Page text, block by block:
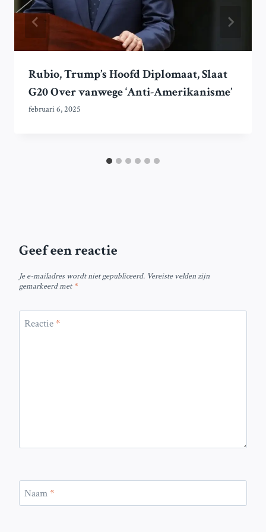
Rubio, Trump’s Hoofd Diplomaat, Slaat
G20 Over vanwege ‘Anti-Amerikanisme’
februari 6, 2025
Geef een reactie
Je e-mailadres wordt niet gepubliceerd. Vereiste velden zijn
gemarkeerd met*
Reactie*
Naam*